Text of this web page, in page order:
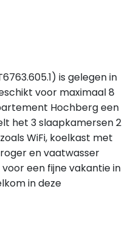
is gelegen in
voor maximaal 8
Hochberg een
het 3 slaapkamersen 2
WiFi, koelkast met
en vaatwasser
een fijne vakantie in
in deze